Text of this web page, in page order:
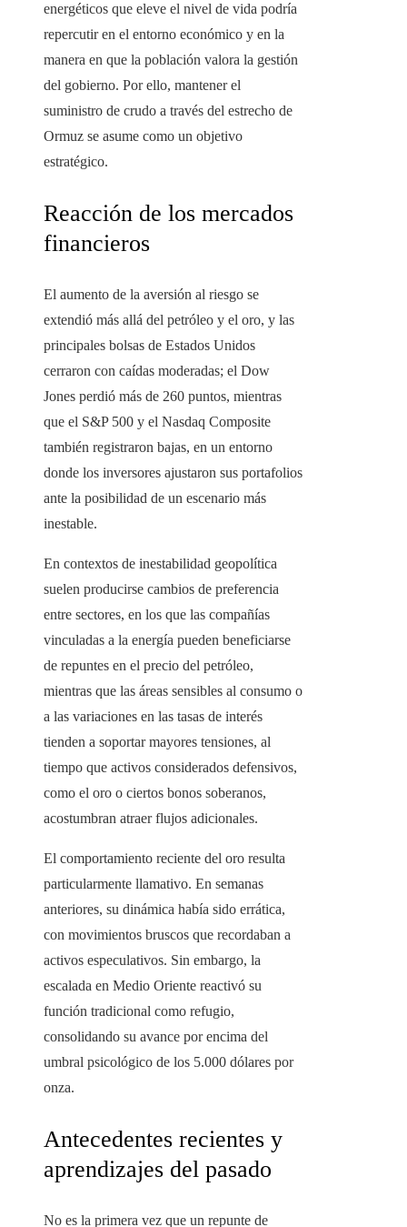
energéticos que eleve el nivel de vida podría
repercutir en el entorno económico y en la
manera en que la población valora la gestión
del gobierno. Por ello, mantener el
suministro de crudo a través del estrecho de
Ormuz se asume como un objetivo
estratégico.
Reacción de los mercados
financieros
El aumento de la aversión al riesgo se
extendió más allá del petróleo y el oro, y las
principales bolsas de Estados Unidos
cerraron con caídas moderadas; el Dow
Jones perdió más de 260 puntos, mientras
que el S&P 500 y el Nasdaq Composite
también registraron bajas, en un entorno
donde los inversores ajustaron sus portafolios
ante la posibilidad de un escenario más
inestable.
En contextos de inestabilidad geopolítica
suelen producirse cambios de preferencia
entre sectores, en los que las compañías
vinculadas a la energía pueden beneficiarse
de repuntes en el precio del petróleo,
mientras que las áreas sensibles al consumo o
a las variaciones en las tasas de interés
tienden a soportar mayores tensiones, al
tiempo que activos considerados defensivos,
como el oro o ciertos bonos soberanos,
acostumbran atraer flujos adicionales.
El comportamiento reciente del oro resulta
particularmente llamativo. En semanas
anteriores, su dinámica había sido errática,
con movimientos bruscos que recordaban a
activos especulativos. Sin embargo, la
escalada en Medio Oriente reactivó su
función tradicional como refugio,
consolidando su avance por encima del
umbral psicológico de los 5.000 dólares por
onza.
Antecedentes recientes y
aprendizajes del pasado
No es la primera vez que un repunte de